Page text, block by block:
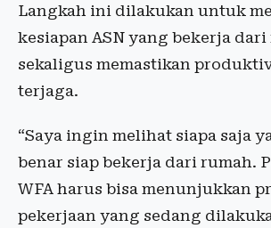
Langkah ini dilakukan untuk
kesiapan ASN yang bekerja dari
sekaligus memastikan
terjaga.
“Saya ingin melihat siapa saja
benar siap bekerja dari rumah.
WFA harus bisa menunjukkan
pekerjaan yang sedang